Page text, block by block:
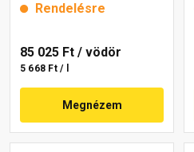
Rendelésre
85 025 Ft / vödör
5 668 Ft / l
Megnézem